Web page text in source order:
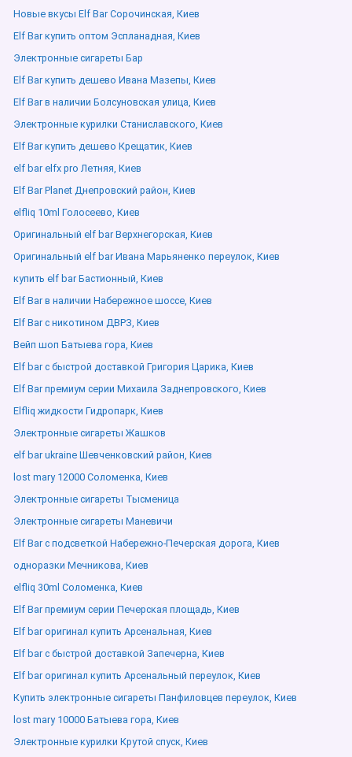
Новые вкусы Elf Bar Сорочинская, Киев
Elf Bar купить оптом Эспланадная, Киев
Электронные сигареты Бар
Elf Bar купить дешево Ивана Мазепы, Киев
Elf Bar в наличии Болсуновская улица, Киев
Электронные курилки Станиславского, Киев
Elf Bar купить дешево Крещатик, Киев
elf bar elfx pro Летняя, Киев
Elf Bar Planet Днепровский район, Киев
elfliq 10ml Голосеево, Киев
Оригинальный elf bar Верхнегорская, Киев
Оригинальный elf bar Ивана Марьяненко переулок, Киев
купить elf bar Бастионный, Киев
Elf Bar в наличии Набережное шоссе, Киев
Elf Bar с никотином ДВРЗ, Киев
Вейп шоп Батыева гора, Киев
Elf bar с быстрой доставкой Григория Царика, Киев
Elf Bar премиум серии Михаила Заднепровского, Киев
Elfliq жидкости Гидропарк, Киев
Электронные сигареты Жашков
elf bar ukraine Шевченковский район, Киев
lost mary 12000 Соломенка, Киев
Электронные сигареты Тысменица
Электронные сигареты Маневичи
Elf Bar с подсветкой Набережно-Печерская дорога, Киев
одноразки Мечникова, Киев
elfliq 30ml Соломенка, Киев
Elf Bar премиум серии Печерская площадь, Киев
Elf bar оригинал купить Арсенальная, Киев
Elf bar с быстрой доставкой Запечерна, Киев
Elf bar оригинал купить Арсенальный переулок, Киев
Купить электронные сигареты Панфиловцев переулок, Киев
lost mary 10000 Батыева гора, Киев
Электронные курилки Крутой спуск, Киев